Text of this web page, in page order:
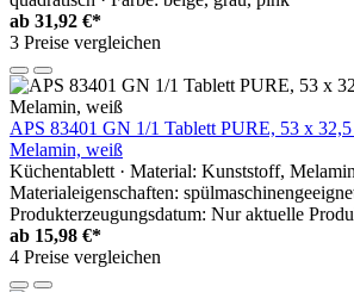
ab 31,92 €*
3 Preise vergleichen
APS 83401 GN 1/1 Tablett PURE, 53 x
Melamin, weiß
Küchentablett · Material: Kunststoff,
Materialeigenschaften:
Produkterzeugungsdatum: Nur aktuelle
ab 15,98 €*
4 Preise vergleichen